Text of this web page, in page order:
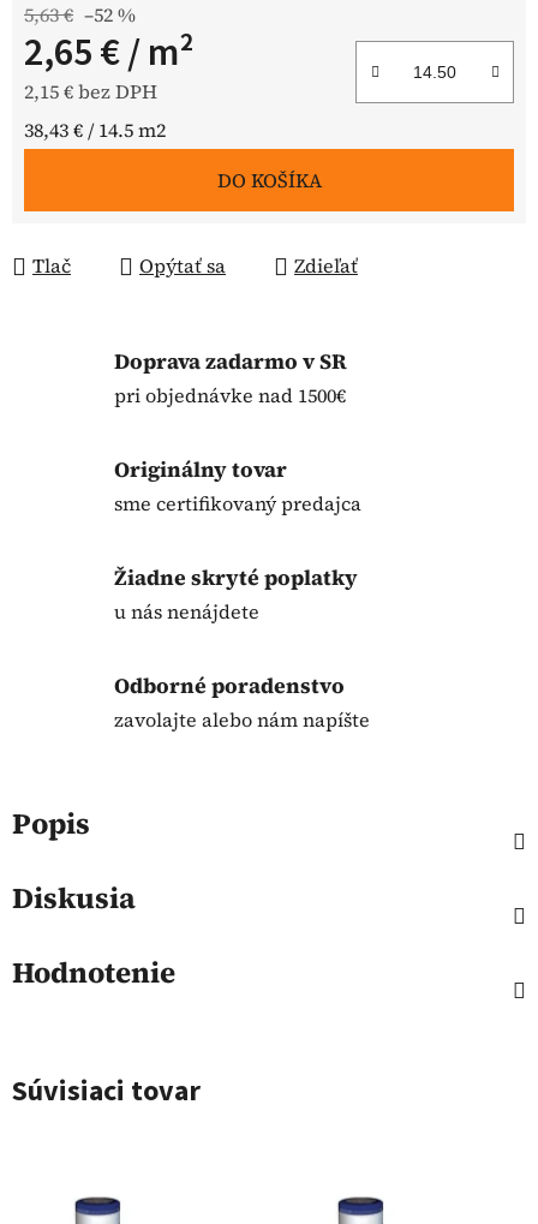
5,63 € –52 %
2,65 €/ m²
2,15 € bez DPH
Jednotková cena:
38,43 € / 14.5 m2
DO KOŠÍKA
Tlač Opýtať sa Zdieľať
Doprava zadarmo v SR
pri objednávke nad 1500€
Originálny tovar
sme certifikovaný predajca
Žiadne skryté poplatky
u nás nenájdete
Odborné poradenstvo
zavolajte alebo nám napíšte
Popis
Diskusia
Hodnotenie
Súvisiaci tovar